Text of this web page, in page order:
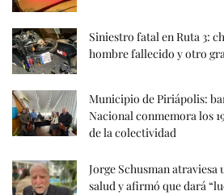
Siniestro fatal en Ruta 3:
hombre fallecido y otro
Municipio de Piriápolis:
Nacional conmemora los
de la colectividad
Jorge Schusman atraviesa
salud y afirmó que dará